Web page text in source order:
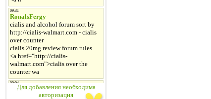
Для добавления необходима
авторизация